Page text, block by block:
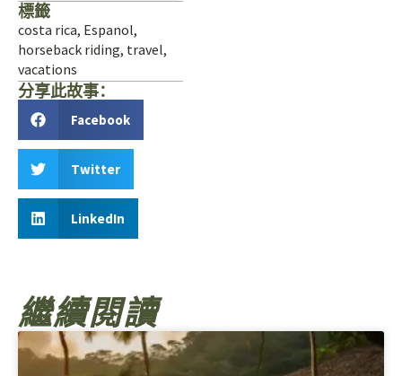
標籤
costa rica, Espanol,
horseback riding, travel,
vacations
分享此故事：
Facebook
Twitter
LinkedIn
繼續閱讀